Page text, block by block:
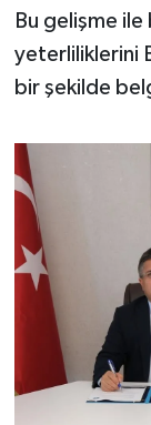
Bu gelişme
yeterliliklerini
bir şekilde
KÜLTÜR-
Resmi